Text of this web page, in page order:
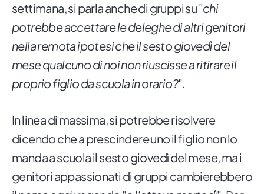
settimana, si parla anche di gruppi su "chi
potrebbe accettare le deleghe di altri genitori
nella remota ipotesi che il sesto giovedì del
mese qualcuno di noi non riuscisse a ritirare il
proprio figlio da scuola in orario?".
In linea di massima, si potrebbe risolvere
dicendo che a prescindere uno il figlio non lo
manda a scuola il sesto giovedì del mese, ma i
genitori appassionati di gruppi cambierebbero